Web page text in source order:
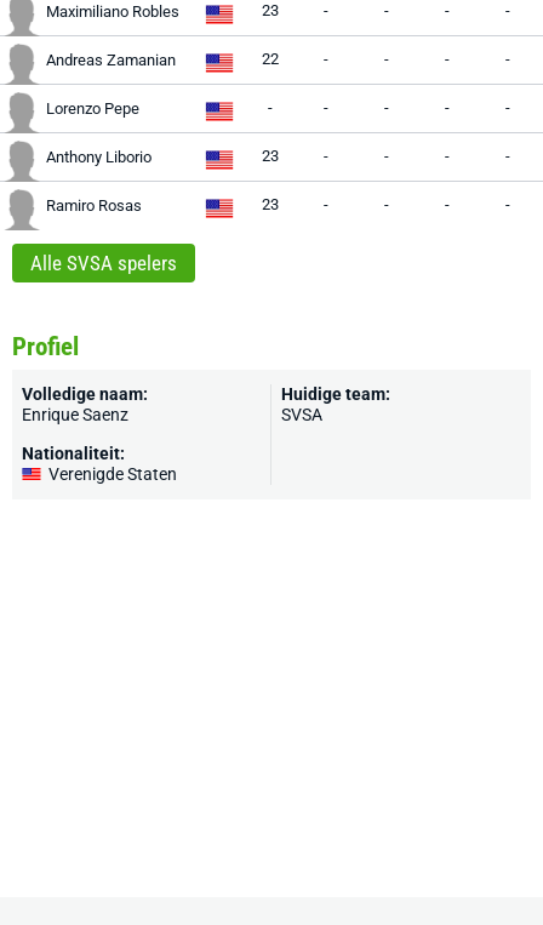
Maximiliano Robles 23 - - - -
Andreas Zamanian 22 - - - -
Lorenzo Pepe - - - - -
Anthony Liborio 23 - - - -
Ramiro Rosas 23 - - - -
Alle SVSA spelers
Profiel
Volledige naam:
Enrique Saenz
Nationaliteit:
Verenigde Staten
Huidige team:
SVSA